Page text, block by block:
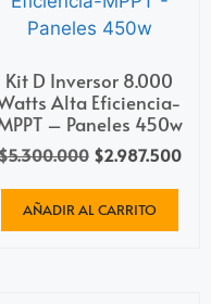
Kit D Inversor 8.000
Alta Eficiencia-
– Paneles 450w
5.300.000 $2.987.500
AÑADIR AL CARRITO